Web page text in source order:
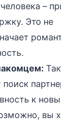
–
Это не
к
вы